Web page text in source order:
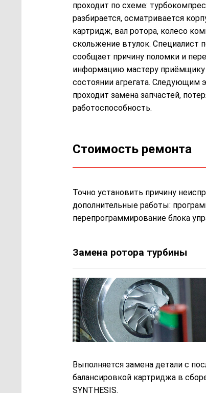
проходит по схеме:
разбирается, осматривается
картридж, вал ротора, колесо
скольжение втулок. Специалист
сообщает причину поломки и
информацию мастеру приёмщику
состоянии агрегата. Следующим
проходит замена запчастей,
работоспособность.
Стоимость ремонта
Точно установить причину
дополнительные работы:
перепрограммирование блока
Замена ротора турбины
Выполняется замена детали с
балансировкой картриджа в
SYNTHESIS.